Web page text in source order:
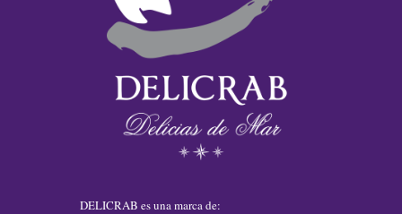
DELICRAB es una marca de: